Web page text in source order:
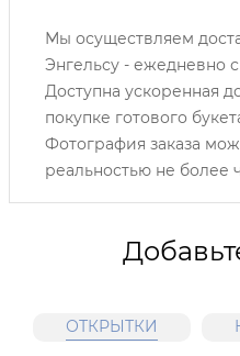
Мы осуществляем
Энгельсу - ежедневно с
Доступна ускоренная
покупке готового
Фотография заказа
реальностью не более
ОТКРЫТКИ